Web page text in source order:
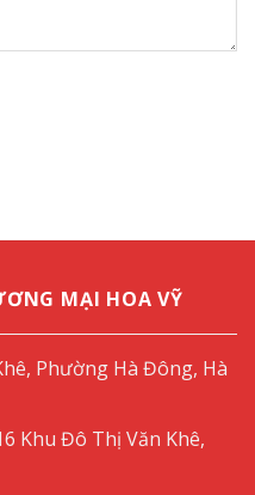
MẠI HOA VỸ
Phường Hà Đông, Hà
Khu Đô Thị Văn Khê,